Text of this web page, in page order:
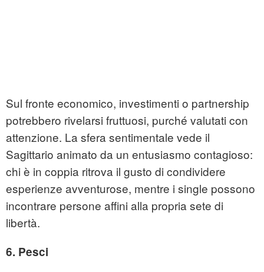
Sul fronte economico, investimenti o partnership
potrebbero rivelarsi fruttuosi, purché valutati con
attenzione. La sfera sentimentale vede il
Sagittario animato da un entusiasmo contagioso:
chi è in coppia ritrova il gusto di condividere
esperienze avventurose, mentre i single possono
incontrare persone affini alla propria sete di
libertà.
6. Pesci